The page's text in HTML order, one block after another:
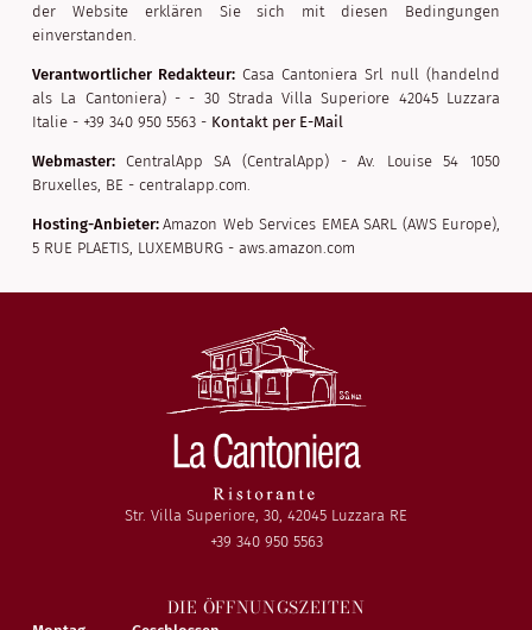
der Website erklären Sie sich mit diesen Bedingungen
einverstanden.
Verantwortlicher Redakteur:Casa Cantoniera Srl null (handelnd
als La Cantoniera) - - 30 Strada Villa Superiore 42045 Luzzara
Italie - +39 340 950 5563 - Kontakt per E-Mail
Webmaster: CentralApp SA (CentralApp) - Av. Louise 54 1050
Bruxelles, BE - centralapp.com.
Hosting-Anbieter:Amazon Web Services EMEA SARL (AWS Europe),
5 RUE PLAETIS, LUXEMBURG - aws.amazon.com
Str. Villa Superiore, 30, 42045 Luzzara RE
+39 340 950 5563
DIE ÖFFNUNGSZEITEN